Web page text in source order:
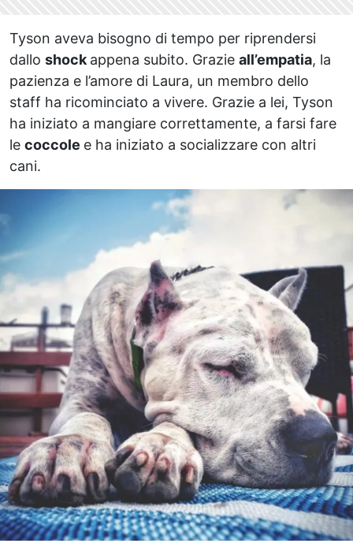
Tyson aveva bisogno di tempo per riprendersi
dallo shock appena subito. Grazie all’empatia, la
pazienza e l’amore di Laura, un membro dello
staff ha ricominciato a vivere. Grazie a lei, Tyson
ha iniziato a mangiare correttamente, a farsi fare
le coccole e ha iniziato a socializzare con altri
cani.